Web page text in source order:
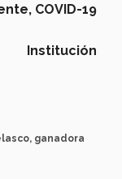
COVID-19
Institución
ganadora